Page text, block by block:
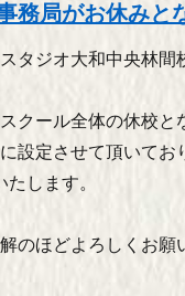
務局がお休みと
タジオ大和中央林間
クール全体の休校と
設定させて頂いてお
します。
のほどよろしくお願